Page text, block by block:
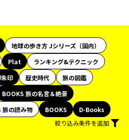
地球の歩き方 Jシリーズ（国内）
Plat
ランキング&テクニック
印 歴史時代
旅の図鑑
BOOKS 旅の名言＆絶景
旅の読み物 BOOKS
D-Books
絞り込み条件を追加